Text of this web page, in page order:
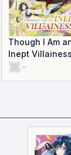
Though I Am
Inept
Tale of the
-